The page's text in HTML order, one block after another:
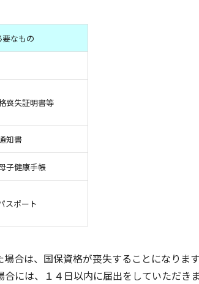
要なもの
喪失証明書等
知書
子健康手帳
スポート
合は、国保資格が喪失することになります
には、１４日以内に届出をしていただき